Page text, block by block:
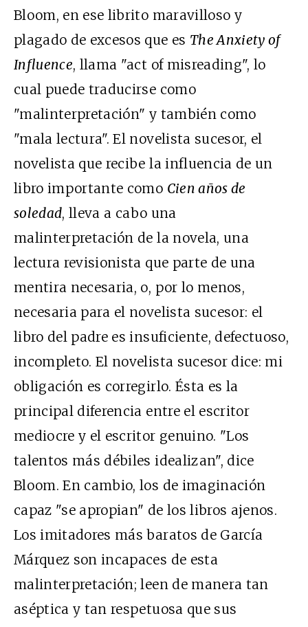
Bloom, en ese librito maravilloso y
plagado de excesos que es The Anxiety of
Influence, llama "act of misreading", lo
cual puede traducirse como
"malinterpretación" y también como
"mala lectura". El novelista sucesor, el
novelista que recibe la influencia de un
libro importante como Cien años de
soledad, lleva a cabo una
malinterpretación de la novela, una
lectura revisionista que parte de una
mentira necesaria, o, por lo menos,
necesaria para el novelista sucesor: el
libro del padre es insuficiente, defectuoso,
incompleto. El novelista sucesor dice: mi
obligación es corregirlo. Ésta es la
principal diferencia entre el escritor
mediocre y el escritor genuino. "Los
talentos más débiles idealizan", dice
Bloom. En cambio, los de imaginación
capaz "se apropian" de los libros ajenos.
Los imitadores más baratos de García
Márquez son incapaces de esta
malinterpretación; leen de manera tan
aséptica y tan respetuosa que sus